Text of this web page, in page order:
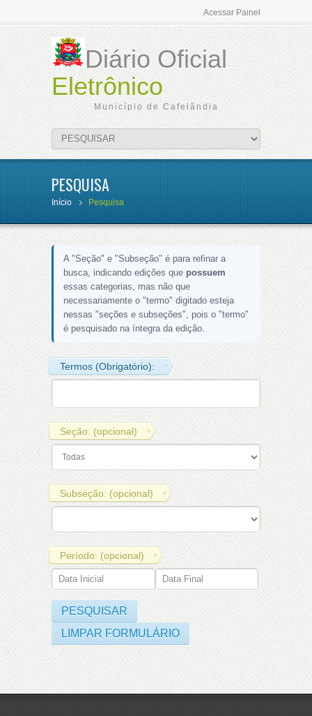
Acessar Painel
Diário Oficial
Eletrônico
Município de Cafelândia
PESQUISA
Início Pesquisa
A "Seção" e "Subseção" é para refinar a
busca, indicando edições que possuem
essas categorias, mas não que
necessariamente o "termo" digitado esteja
nessas "seções e subseções", pois o "termo"
é pesquisado na íntegra da edição.
Termos (Obrigatório):
Seção: (opcional)
Subseção: (opcional)
Período: (opcional)